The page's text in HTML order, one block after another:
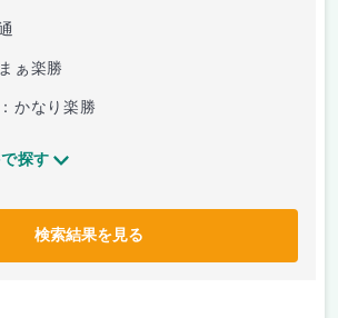
まぁ楽勝
：かなり楽勝
探す
検索結果を見る